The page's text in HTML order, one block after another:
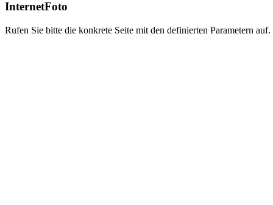
InternetFoto
Rufen Sie bitte die konkrete Seite mit den definierten Parametern auf.